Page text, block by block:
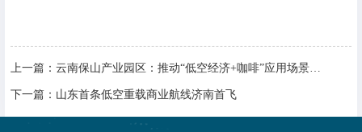
上一篇： 云南保山产业园区：推动“低空经济+咖啡”应用场景落地
下一篇： 山东首条低空重载商业航线济南首飞